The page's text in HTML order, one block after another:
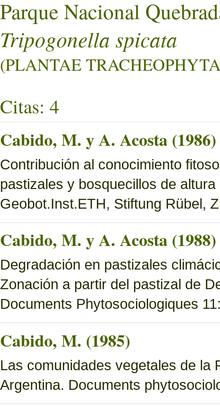
Parque Nacional
Tripogonella spicata
(PLANTAE
Citas: 4
Cabido, M. y A. Acosta (1986)
Contribución al conocimiento
pastizales y bosquecillos de
Geobot.Inst.ETH, Stiftung Rübel,
Cabido, M. y A. Acosta (1988)
Degradación en pastizales
Zonación a partir del pastizal de
Documents Phytosociologiques
Cabido, M. (1985)
Las comunidades vegetales de la
Argentina. Documents